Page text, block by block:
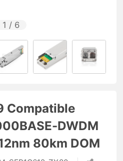
1 / 6
Compatible
DWDM
80km DOM